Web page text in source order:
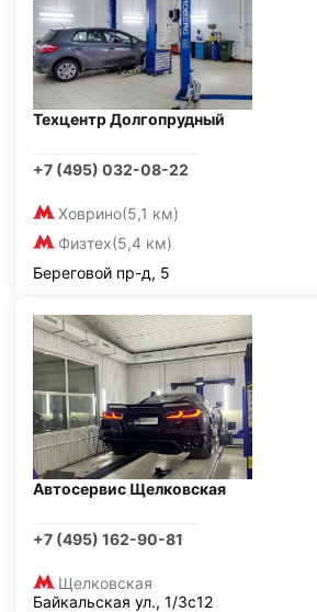
Техцентр Долгопрудный
+7 (495) 032-08-22
Ховрино(5,1 км)
Физтех(5,4 км)
Береговой пр-д, 5
Автосервис Щелковская
+7 (495) 162-90-81
Щелковская
Байкальская ул., 1/3с12